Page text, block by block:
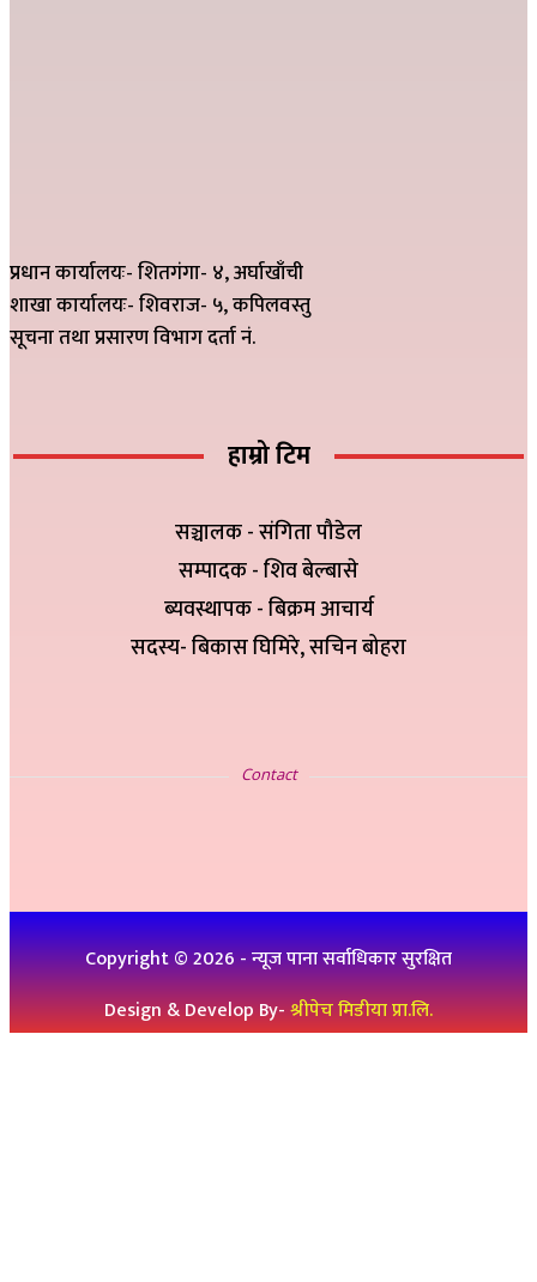
प्रधान कार्यालयः- शितगंगा- ४, अर्घाखाँची
शाखा कार्यालयः- शिवराज- ५, कपिलवस्तु
सूचना तथा प्रसारण विभाग दर्ता नं.
हाम्रो टिम
सञ्चालक - संगिता पौडेल
सम्पादक - शिव बेल्बासे
ब्यवस्थापक - बिक्रम आचार्य
सदस्य- बिकास घिमिरे, सचिन बोहरा
Contact
Copyright ©2026- न्यूज पाना सर्वाधिकार सुरक्षित
Design & Develop By-श्रीपेच मिडीया प्रा.लि.